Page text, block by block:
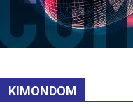
KIMONDOM